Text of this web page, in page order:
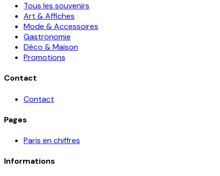
Tous les souvenirs
Art & Affiches
Mode & Accessoires
Gastronomie
Déco & Maison
Promotions
Contact
Contact
Pages
Paris en chiffres
Informations